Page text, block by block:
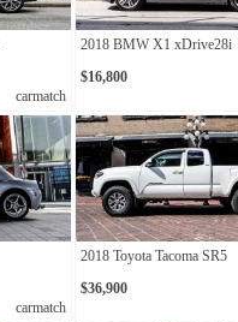
carmatch
2018 BMW X1 xDrive28i
$16,800
carmatch
2018 Toyota Tacoma SR5
$36,900